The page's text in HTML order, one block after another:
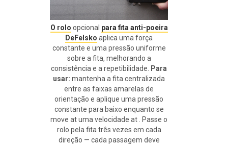
O rolo opcional para fita anti-poeira
DeFelsko aplica uma força
constante e uma pressão uniforme
sobre a fita, melhorando a
consistência e a repetibilidade.
Para
usar: mantenha a fita centralizada
entre as faixas amarelas de
orientação e aplique uma pressão
constante para baixo enquanto se
move at uma velocidade at . Passe o
rolo pela fita três vezes em cada
direção — cada passagem deve